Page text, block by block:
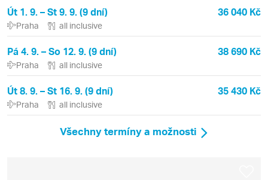
Út 1. 9. – St 9. 9. (9 dní) 36 040 Kč
Praha all inclusive
Pá 4. 9. – So 12. 9. (9 dní) 38 690 Kč
Praha all inclusive
Út 8. 9. – St 16. 9. (9 dní) 35 430 Kč
Praha all inclusive
Všechny termíny a možnosti